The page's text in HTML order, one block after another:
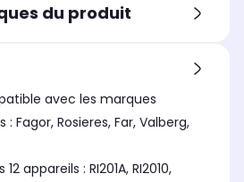
du produit
avec les marques
Fagor, Rosieres, Far, Valberg,
appareils : RI201A, RI2010,